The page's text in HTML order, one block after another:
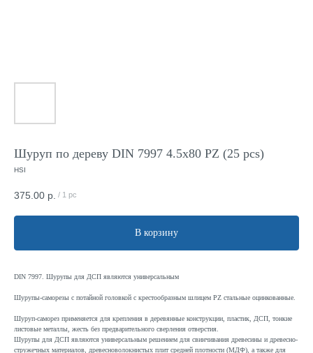
Шуруп по дереву DIN 7997 4.5x80 PZ (25 pcs)
HSI
375.00 р. / 1 pc
В корзину
DIN 7997. Шурупы для ДСП являются универсальным
Шурупы-саморезы с потайной головкой с крестообразным шлицем PZ стальные оцинкованные.
Шуруп-саморез применяется для крепления в деревянные конструкции, пластик, ДСП, тонкие
листовые металлы, жесть без предварительного сверления отверстия.
Шурупы для ДСП являются универсальным решением для свинчивания древесины и древесно-
стружечных материалов, древесноволокнистых плит средней плотности (МДФ), а также для